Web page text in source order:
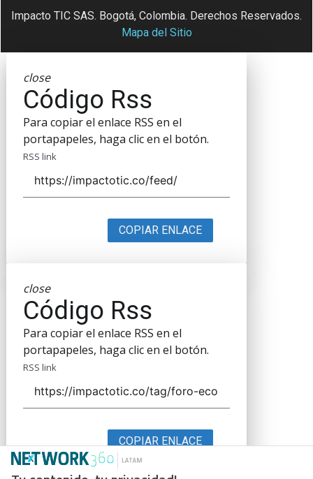
Impacto TIC SAS. Bogotá, Colombia. Derechos Reservados.
Mapa del Sitio
close
Código Rss
Para copiar el enlace RSS en el
portapapeles, haga clic en el botón.
RSS link
COPIAR ENLACE
close
Código Rss
Para copiar el enlace RSS en el
portapapeles, haga clic en el botón.
RSS link
COPIAR ENLACE